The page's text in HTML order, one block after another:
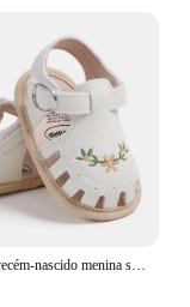
2024 bebê recém-nascido menina sandálias verão bordado lazer confortável leve floral sola macia envoltório toe sandálias para 0-18m